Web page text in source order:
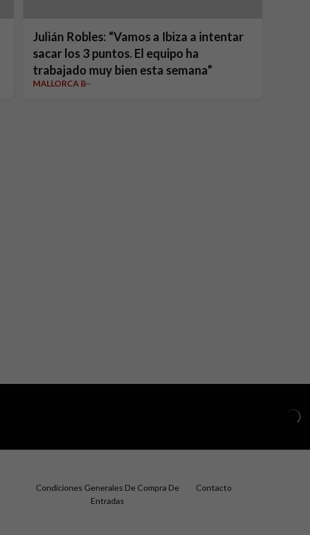
Julián Robles: “Vamos a Ibiza a intentar
sacar los 3 puntos. El equipo ha
trabajado muy bien esta semana”
MALLORCA B
Condiciones Generales De Compra De
Entradas
Contacto